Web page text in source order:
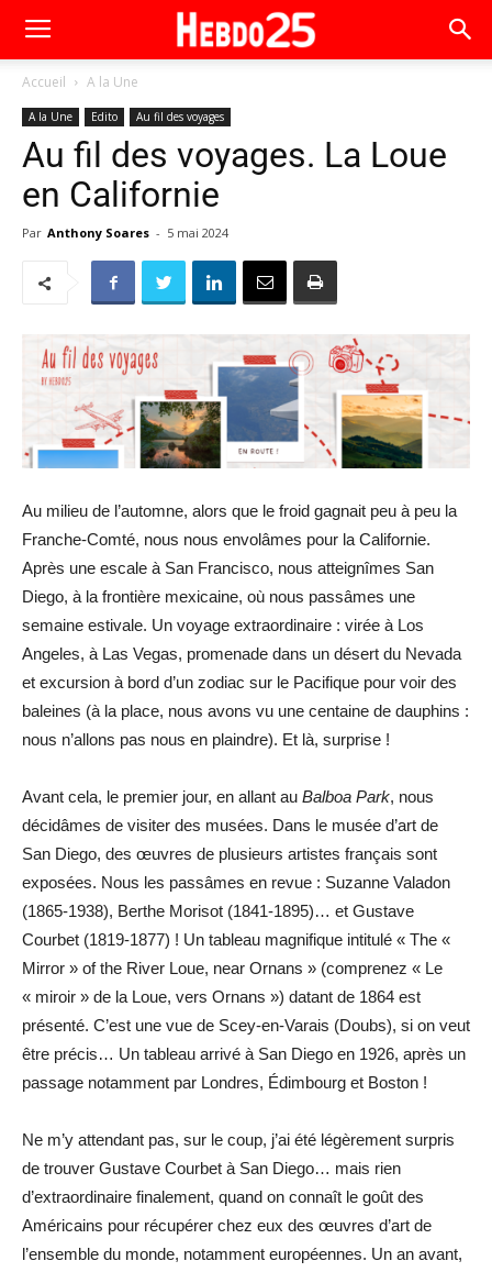
Accueil A la Une
A la Une Edito Au fil des voyages
Au fil des voyages. La Loue
en Californie
Par Anthony Soares - 5 mai 2024
Au milieu de l’automne, alors que le froid gagnait peu à peu la
Franche-Comté, nous nous envolâmes pour la Californie.
Après une escale à San Francisco, nous atteignîmes San
Diego, à la frontière mexicaine, où nous passâmes une
semaine estivale. Un voyage extraordinaire : virée à Los
Angeles, à Las Vegas, promenade dans un désert du Nevada
et excursion à bord d’un zodiac sur le Pacifique pour voir des
baleines (à la place, nous avons vu une centaine de dauphins :
nous n’allons pas nous en plaindre). Et là, surprise !
Avant cela, le premier jour, en allant au Balboa Park, nous
décidâmes de visiter des musées. Dans le musée d’art de
San Diego, des œuvres de plusieurs artistes français sont
exposées. Nous les passâmes en revue : Suzanne Valadon
(1865-1938), Berthe Morisot (1841-1895)… et Gustave
Courbet (1819-1877) ! Un tableau magnifique intitulé « The «
Mirror » of the River Loue, near Ornans » (comprenez « Le
« miroir » de la Loue, vers Ornans ») datant de 1864 est
présenté. C’est une vue de Scey-en-Varais (Doubs), si on veut
être précis… Un tableau arrivé à San Diego en 1926, après un
passage notamment par Londres, Édimbourg et Boston !
Ne m’y attendant pas, sur le coup, j’ai été légèrement surpris
de trouver Gustave Courbet à San Diego… mais rien
d’extraordinaire finalement, quand on connaît le goût des
Américains pour récupérer chez eux des œuvres d’art de
l’ensemble du monde, notamment européennes. Un an avant,